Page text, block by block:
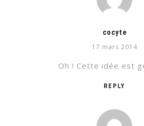
cocyte
17 mars 2014
REPLY
Oh ! Cette idée est